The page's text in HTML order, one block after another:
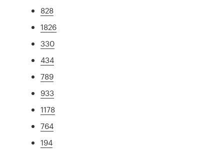
828
1826
330
434
789
933
1178
764
194